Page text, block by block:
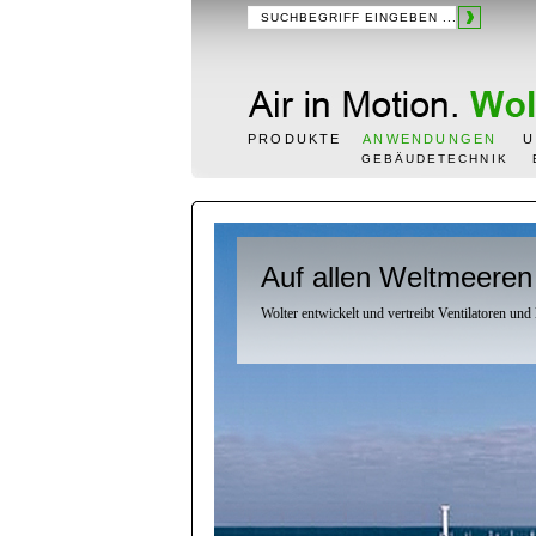
PRODUKTE ANWENDUNGEN
GEBÄUDETECHNIK
Auf allen
Wolter entwickelt und vertreibt Ventilatoren